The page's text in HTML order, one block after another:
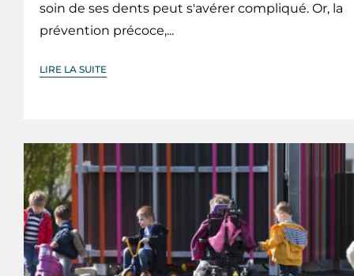
soin de ses dents peut s'avérer compliqué. Or, la
prévention précoce,...
LIRE LA SUITE